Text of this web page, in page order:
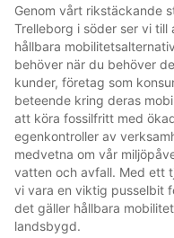
Genom vårt rikstäckande
Trelleborg i söder ser vi
hållbara
behöver när du behöver
kunder, företag som
beteende kring deras
att köra fossilfritt med
egenkontroller av
medvetna om vår
vatten och avfall. Med ett
vi vara en viktig pusselbit
det gäller hållbara
landsbygd.